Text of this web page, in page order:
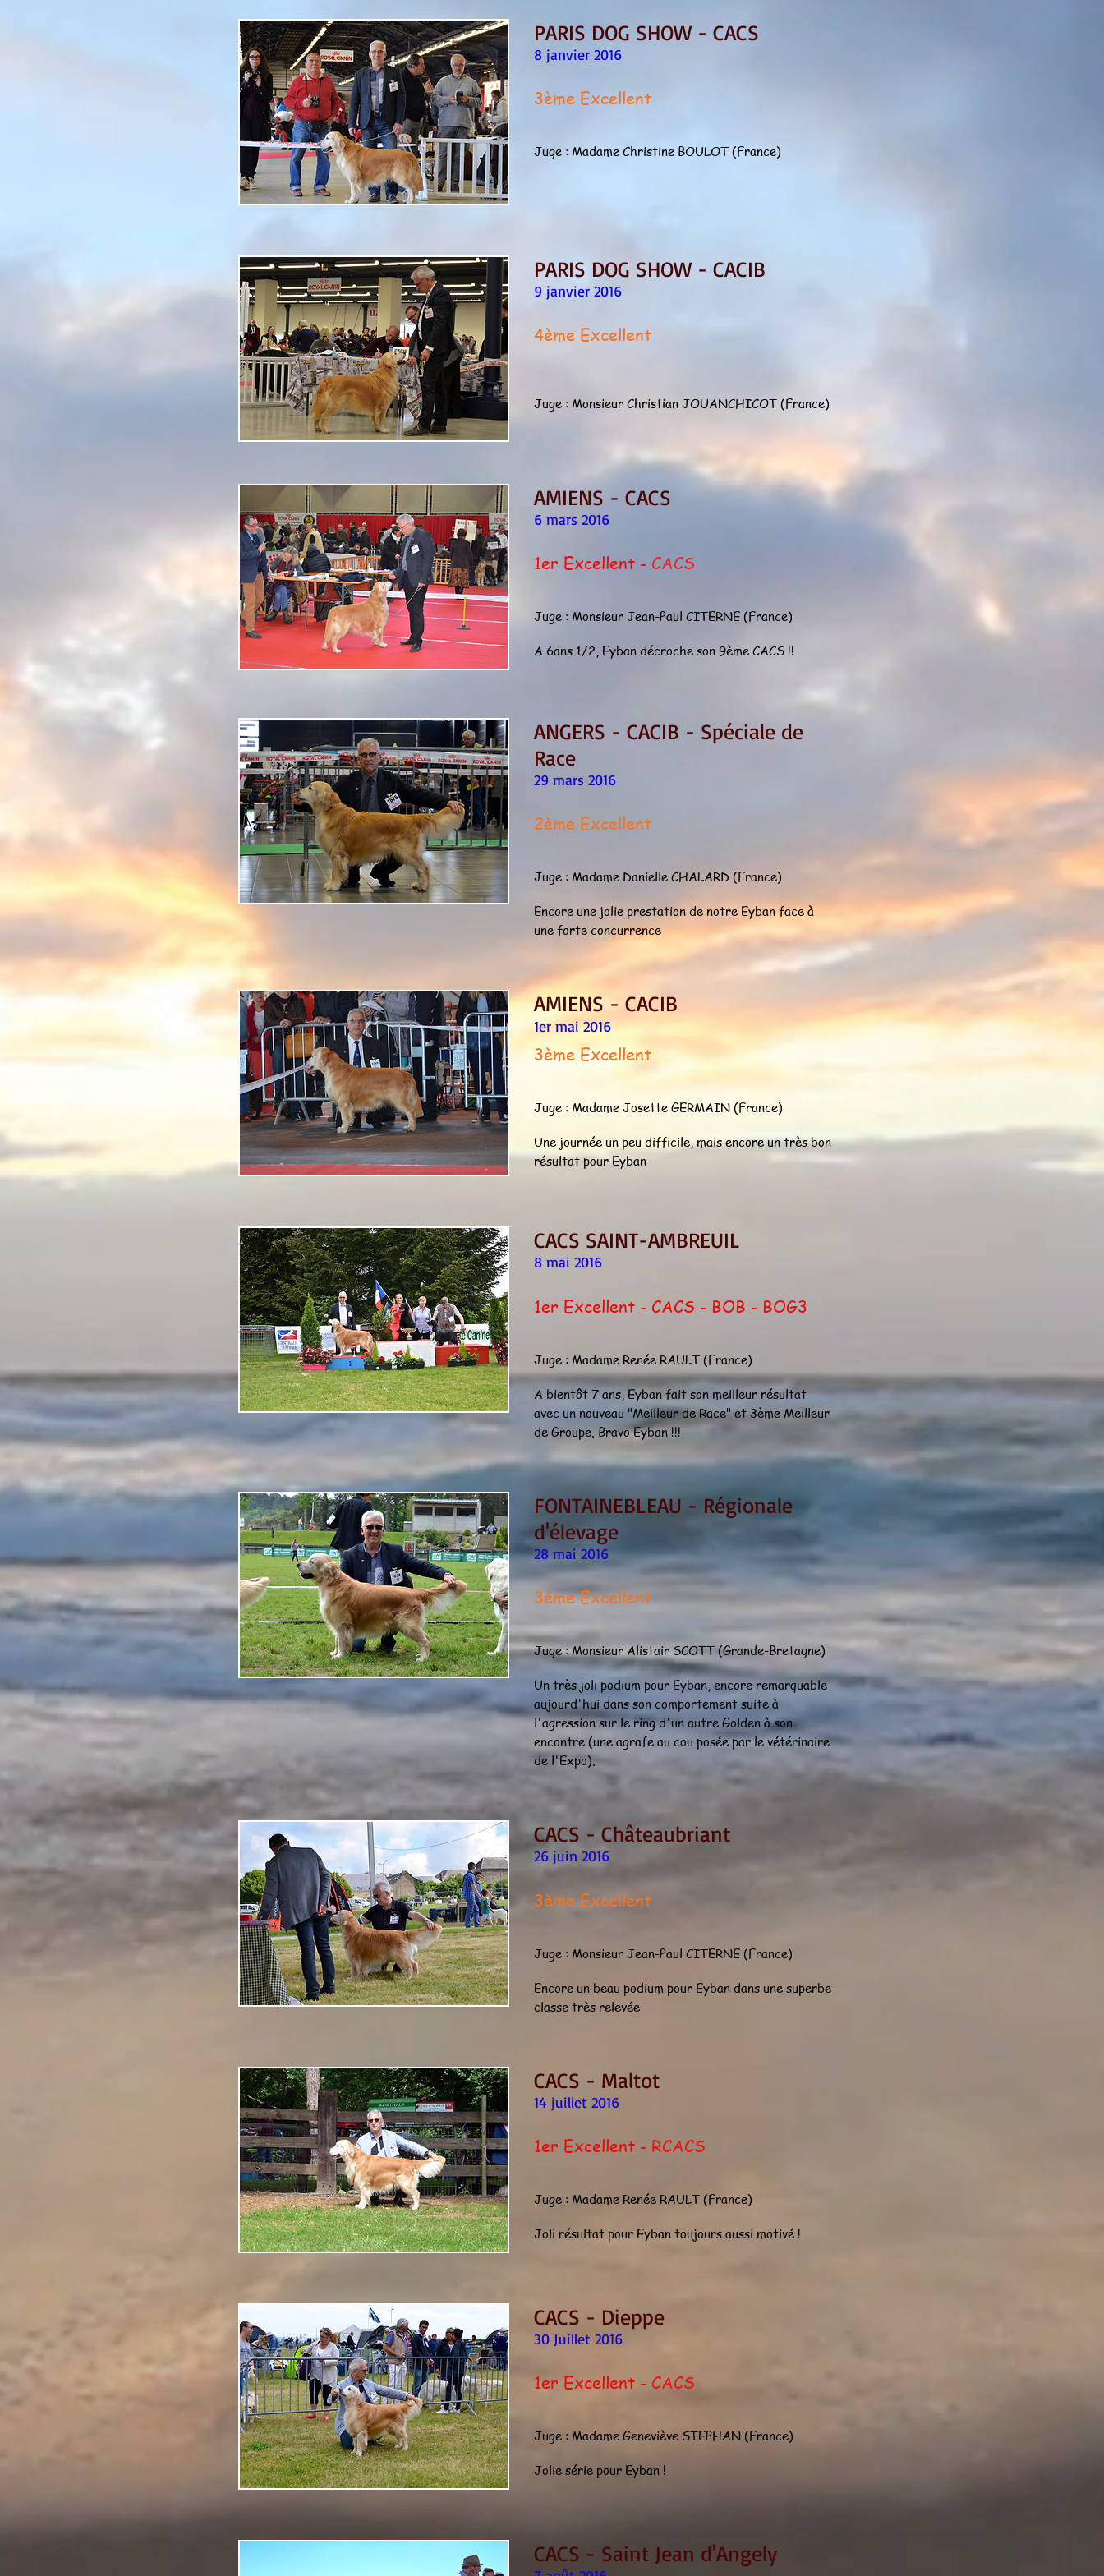
PARIS DOG SHOW - CACS
8 janvier 2016
3ème Excellent
Juge : Madame Christine BOULOT (France)
PARIS DOG SHOW - CACIB
9 janvier 2016
4ème Excellent
Juge : Monsieur Christian JOUANCHICOT (France)
AMIENS - CACS
6 mars 2016
1er Excellent - CACS
Juge : Monsieur Jean-Paul CITERNE (France)
A 6ans 1/2, Eyban décroche son 9ème CACS !!
ANGERS - CACIB - Spéciale de
Race
29 mars 2016
2ème Excellent
Juge : Madame Danielle CHALARD (France)
Encore une jolie prestation de notre Eyban face à
une forte concurrence
AMIENS - CACIB
1er mai 2016
3ème Excellent
Juge : Madame Josette GERMAIN (France)
Une journée un peu difficile, mais encore un très bon
résultat pour Eyban
CACS SAINT-AMBREUIL
8 mai 2016
1er Excellent - CACS - BOB - BOG3
Juge : Madame Renée RAULT (France)
A bientôt 7 ans, Eyban fait son meilleur résultat
avec un nouveau "Meilleur de Race" et 3ème Meilleur
de Groupe. Bravo Eyban !!!
FONTAINEBLEAU - Régionale
d'élevage
28 mai 2016
3ème Excellent
Juge : Monsieur Alistair SCOTT (Grande-Bretagne)
Un très joli podium pour Eyban, encore remarquable
aujourd'hui dans son comportement suite à
l'agression sur le ring d'un autre Golden à son
encontre (une agrafe au cou posée par le vétérinaire
de l'Expo).
CACS - Châteaubriant
26 juin 2016
3ème Excellent
Juge : Monsieur Jean-Paul CITERNE (France)
Encore un beau podium pour Eyban dans une superbe
classe très relevée
CACS - Maltot
14 juillet 2016
1er Excellent - RCACS
Juge : Madame Renée RAULT (France)
Joli résultat pour Eyban toujours aussi motivé !
CACS - Dieppe
30 Juillet 2016
1er Excellent - CACS
Juge : Madame Geneviève STEPHAN (France)
Jolie série pour Eyban !
CACS - Saint Jean d'Angely